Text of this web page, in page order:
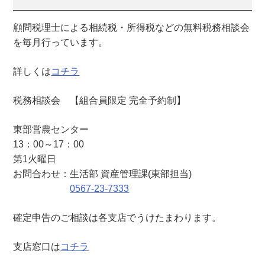
（
東
営
セ
タ
）
顧問税理士による相続税・所得税などの無料税務相談会
を毎月行っています。
詳しくはコチラ
税務相談会 【組合員限定 完全予約制】
東部営農センター
13：00～17：00
第1火曜日
お問合わせ：生活部 資産管理課(東部担当)
0567-23-7333
確定申告のご相談は各支店でうけたまわります。
支店窓口はコチラ